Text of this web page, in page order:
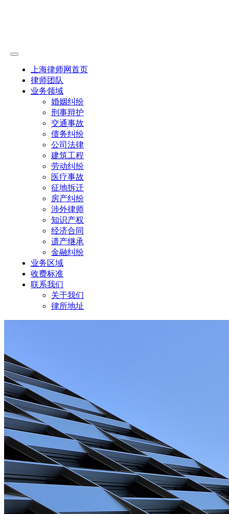
上海律师网首页
律师团队
业务领域
婚姻纠纷
刑事辩护
交通事故
债务纠纷
公司法律
建筑工程
劳动纠纷
医疗事故
征地拆迁
房产纠纷
涉外律师
知识产权
经济合同
遗产继承
金融纠纷
业务区域
收费标准
联系我们
关于我们
律所地址